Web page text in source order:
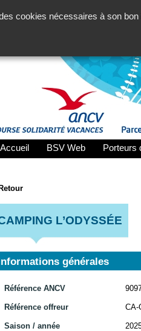
cookies nécessaires à son
Accueil BSV Web Porteurs
L’ODYSSÉE
générales
Référence ANCV
Référence offreur CA-
Saison / année